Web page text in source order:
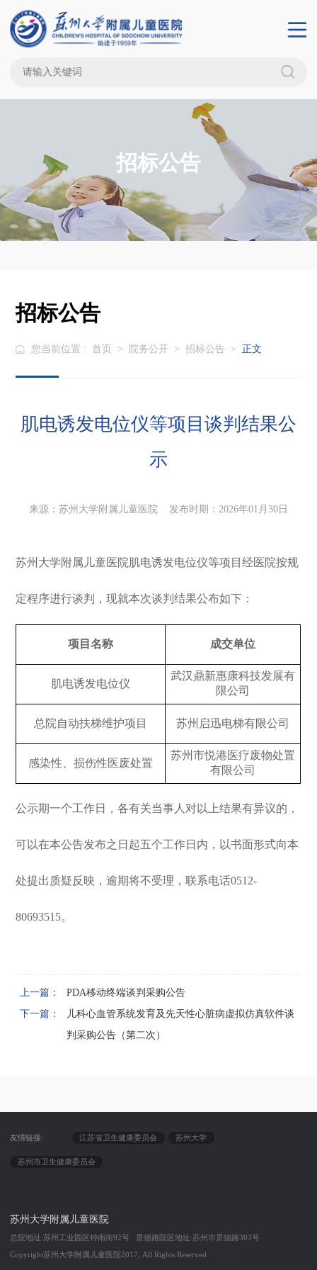
招标公告
招标公告
您当前位置 : 首页 > 院务公开 > 招标公告 > 正文
肌电诱发电位仪等项目谈判结果公
示
来源：苏州大学附属儿童医院 发布时期：2026年01月30日
苏州大学附属儿童医院 肌电诱发电位仪等项目经医院按规
定程序进行谈判，现就本次谈判结果公布如下：
项目名称 成交单位
肌电诱发电位仪
武汉鼎新惠康科技发展有
限公司
总院自动扶梯维护项目 苏州启迅电梯有限公司
感染性、损伤性医废处置
苏州市悦港医疗废物处置
有限公司
公示期一个工作日，各有关当事人对以上结果有异议的，
可以在本公告发布之日起五个工作日内，以书面形式向本
处提出质疑反映，逾期将不受理，联系电话0512-
80693515。
上一篇：
PDA移动终端谈判采购公告
下一篇：
儿科心血管系统发育及先天性心脏病虚拟仿真软件谈
判采购公告（第二次）
友情链接: 江苏省卫生健康委员会 苏州大学
苏州市卫生健康委员会
苏州大学附属儿童医院
总院地址:苏州工业园区钟南街92号 景德路院区地址:苏州市景德路303号
Copyright苏州大学附属儿童医院2017, All Rights Reserved